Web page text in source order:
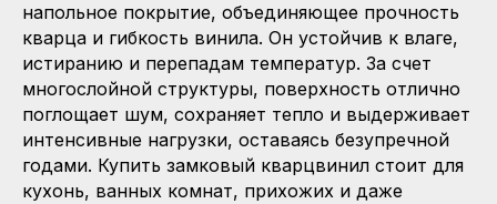
напольное покрытие, объединяющее прочность
кварца и гибкость винила. Он устойчив к влаге,
истиранию и перепадам температур. За счет
многослойной структуры, поверхность отлично
поглощает шум, сохраняет тепло и выдерживает
интенсивные нагрузки, оставаясь безупречной
годами. Купить замковый кварцвинил стоит для
кухонь, ванных комнат, прихожих и даже